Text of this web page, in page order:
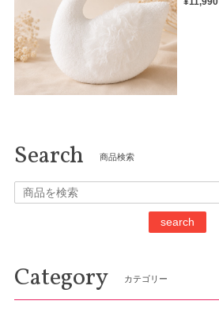
Search 商品検索
search
Category カテゴリー